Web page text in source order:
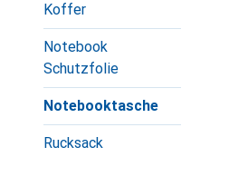
Koffer
Notebook
Schutzfolie
Notebooktasche
Rucksack